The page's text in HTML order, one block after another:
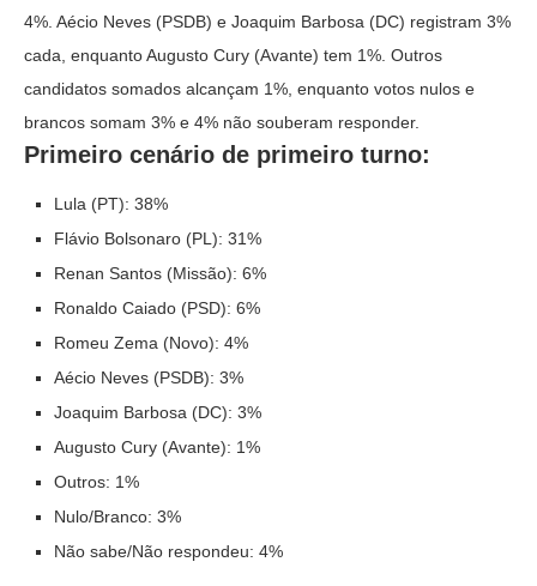
4%. Aécio Neves (PSDB) e Joaquim Barbosa (DC) registram 3%
cada, enquanto Augusto Cury (Avante) tem 1%. Outros
candidatos somados alcançam 1%, enquanto votos nulos e
brancos somam 3% e 4% não souberam responder.
Primeiro cenário de primeiro turno:
Lula (PT): 38%
Flávio Bolsonaro (PL): 31%
Renan Santos (Missão): 6%
Ronaldo Caiado (PSD): 6%
Romeu Zema (Novo): 4%
Aécio Neves (PSDB): 3%
Joaquim Barbosa (DC): 3%
Augusto Cury (Avante): 1%
Outros: 1%
Nulo/Branco: 3%
Não sabe/Não respondeu: 4%